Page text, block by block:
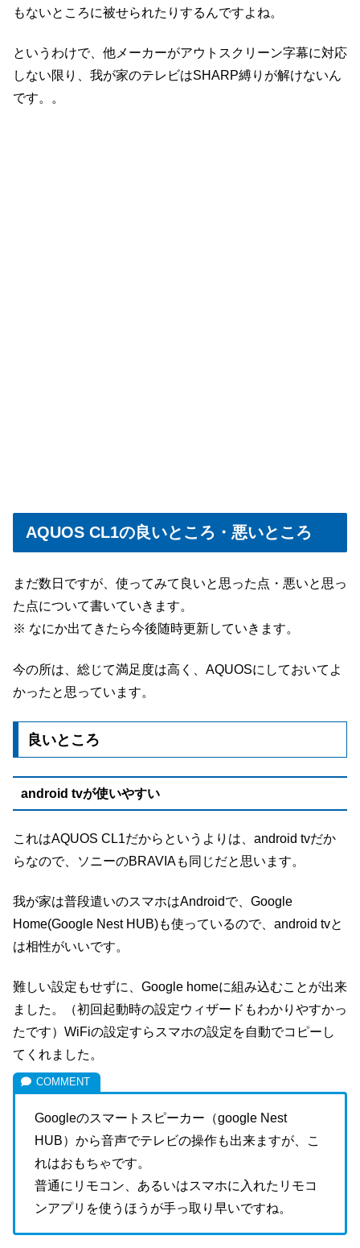
もないところに被せられたりするんですよね。
というわけで、他メーカーがアウトスクリーン字幕に対応
しない限り、我が家のテレビはSHARP縛りが解けないん
です。。
AQUOS CL1の良いところ・悪いところ
まだ数日ですが、使ってみて良いと思った点・悪いと思っ
た点について書いていきます。
※ なにか出てきたら今後随時更新していきます。
今の所は、総じて満足度は高く、AQUOSにしておいてよ
かったと思っています。
良いところ
android tvが使いやすい
これはAQUOS CL1だからというよりは、android tvだか
らなので、ソニーのBRAVIAも同じだと思います。
我が家は普段遣いのスマホはAndroidで、Google
Home(Google Nest HUB)も使っているので、android tvと
は相性がいいです。
難しい設定もせずに、Google homeに組み込むことが出来
ました。（初回起動時の設定ウィザードもわかりやすかっ
たです）WiFiの設定すらスマホの設定を自動でコピーし
てくれました。
Googleのスマートスピーカー（google Nest
HUB）から音声でテレビの操作も出来ますが、こ
れはおもちゃです。
普通にリモコン、あるいはスマホに入れたリモコ
ンアプリを使うほうが手っ取り早いですね。